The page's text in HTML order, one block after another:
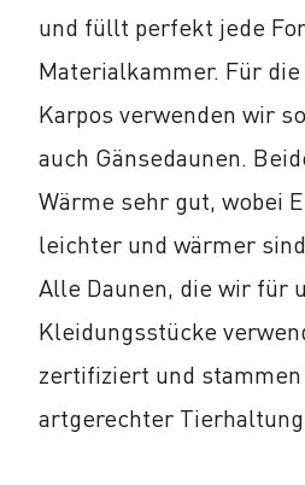
und füllt perfekt jede
Materialkammer. Für
Karpos verwenden wir
auch Gänsedaunen.
Wärme sehr gut, wobei
leichter und wärmer
Alle Daunen, die wir für
Kleidungsstücke
zertifiziert und stammen
artgerechter